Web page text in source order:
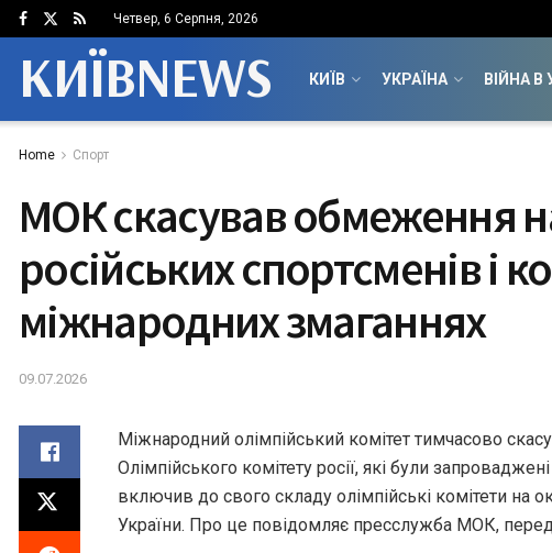
Четвер, 6 Серпня, 2026
КИЇВNEWS КИЇВ УКРАЇНА ВІЙНА В
Home Спорт
МОК скасував обмеження
російських спортсменів і
міжнародних змаганнях
09.07.2026
Міжнародний олімпійський комітет тимчасово
Олімпійського комітету росії, які були
включив до свого складу олімпійські комітети на
України. Про це повідомляє пресслужба МОК,